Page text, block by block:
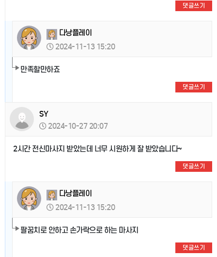
댓글쓰기
다낭플레이
2024-11-13 15:20
만족할만하죠
댓글쓰기
SY
2024-10-27 20:07
2시간 전신마사지 받았는데 너무 시원하게 잘 받았습니다~
댓글쓰기
다낭플레이
2024-11-13 15:20
팔꿈치로 안하고 손가락으로 하는 마사지
댓글쓰기